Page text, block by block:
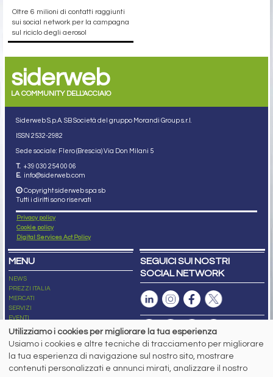
Oltre 6 milioni di contatti raggiunti
sui social network per la campagna
sul riciclo degli aerosol
siderweb
LA COMMUNITY DELL'ACCIAIO
Siderweb S.p.A. SB Società del gruppo Morandi Group s.r.l.
ISSN 2532-2982
Sede sociale: Flero (Brescia) Via Don Milani 5
T. +39 030 254 00 06
E. info@siderweb.com
Copyright siderweb spa sb
Tutti i diritti sono riservati
Privacy policy
Cookie policy
Digital Services Act Policy
MENU
NEWS
PREZZI ITALIA
MERCATI
SERVIZI
EVENTI
ABBONAMENTI
NEWSLETTER
SEGUICI SUI NOSTRI
SOCIAL NETWORK
Capitale Sociale: 190.000€ interamente versato
Registro delle Imprese di Brescia
Utilizziamo i cookies per migliorare la tua esperienza
Usiamo i cookies e altre tecniche di tracciamento per migliorare
la tua esperienza di navigazione sul nostro sito, mostrare
contenuti personalizzati e annunci mirati, analizzare il nostro